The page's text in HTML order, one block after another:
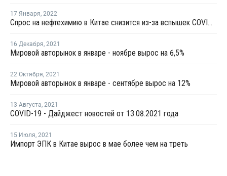
17 Января, 2022
Спрос на нефтехимию в Китае снизится из-за вспышек COVID-19
16 Декабря, 2021
Мировой авторынок в январе - ноябре вырос на 6,5%
22 Октября, 2021
Мировой авторынок в январе - сентябре вырос на 12%
13 Августа, 2021
COVID-19 - Дайджест новостей от 13.08.2021 года
15 Июля, 2021
Импорт ЭПК в Китае вырос в мае более чем на треть